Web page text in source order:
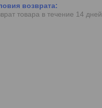
товара в течение 14 дней